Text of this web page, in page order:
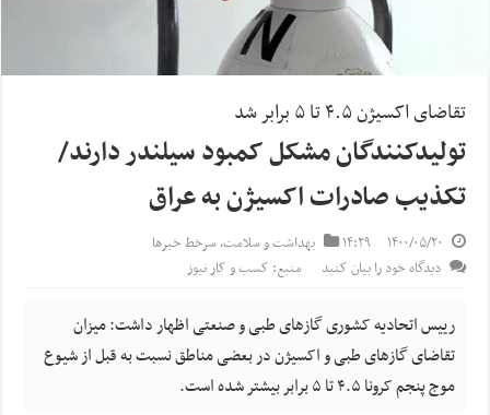
تقاضای اکسیژن ۴.۵ تا ۵ برابر شد
تولیدکنندگان مشکل کمبود سیلندر دارند/
تکذیب صادرات اکسیژن به عراق
۱۴۰۰/۰۵/۲۰ ۱۴:۲۹ بهداشت و سلامت,سرخط خبرها
دیدگاه خود را بیان کنید
منبع: کسب و کار نیوز
رییس اتحادیه کشوری گازهای طبی و صنعتی اظهار داشت:‌ میزان
تقاضای گازهای طبی و اکسیژن در بعضی مناطق نسبت به قبل از شیوع
موج پنجم کرونا ۴.۵ تا ۵ برابر بیشتر شده است.